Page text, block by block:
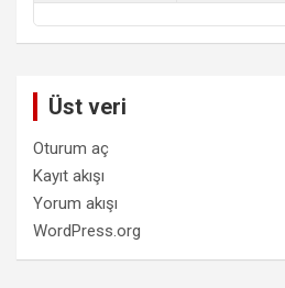
Üst veri
Oturum aç
Kayıt akışı
Yorum akışı
WordPress.org